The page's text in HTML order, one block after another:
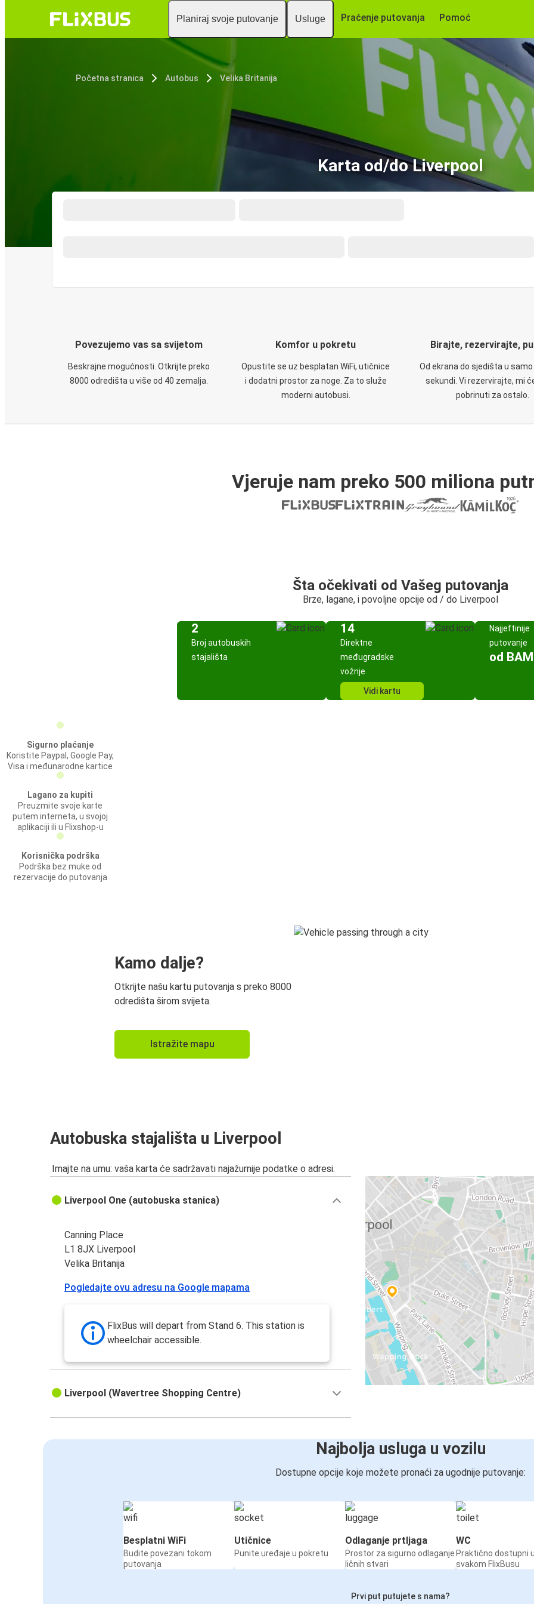
Planiraj svoje putovanje Usluge Praćenje putovanja Pomoć
Početna stranica Autobus Velika Britanija
Karta od/do Liverpool
Povezujemo vas sa svijetom
Beskrajne mogućnosti. Otkrijte preko
8000 odredišta u više od 40 zemalja.
Komfor u pokretu
Opustite se uz besplatan WiFi, utičnice
i dodatni prostor za noge. Za to služe
moderni autobusi.
Birajte, rezervirajte,
Od ekrana do sjedišta u
sekundi. Vi rezervirajte, mi
pobrinuti za ostalo.
Vjeruje nam preko 500 miliona
Šta očekivati od Vašeg putovanja
Brze, lagane, i povoljne opcije od / do Liverpool
2
Broj autobuskih
stajališta
14
Direktne
međugradske
vožnje
Vidi kartu
Najjeftinije
putovanje
od
Sigurno plaćanje
Koristite Paypal, Google Pay,
Visa i međunarodne kartice
Lagano za kupiti
Preuzmite svoje karte
putem interneta, u svojoj
aplikaciji ili u Flixshop-u
Korisnička podrška
Podrška bez muke od
rezervacije do putovanja
Kamo dalje?
Otkrijte našu kartu putovanja s preko 8000
odredišta širom svijeta.
Istražite mapu
Autobuska stajališta u Liverpool
Imajte na umu: vaša karta će sadržavati najažurnije podatke o adresi.
Liverpool One (autobuska stanica)
Canning Place
L1 8JX Liverpool
Velika Britanija
Pogledajte ovu adresu na Google mapama
FlixBus will depart from Stand 6. This station is
wheelchair accessible.
Liverpool (Wavertree Shopping Centre)
Najbolja usluga u vozilu
Dostupne opcije koje možete pronaći za ugodnije putovanje:
Besplatni WiFi
Budite povezani tokom
putovanja
Utičnice
Punite uređaje u pokretu
Odlaganje prtljaga
Prostor za sigurno odlaganje
ličnih stvari
WC
Praktično dostupni
svakom FlixBusu
Prvi put putujete s nama?